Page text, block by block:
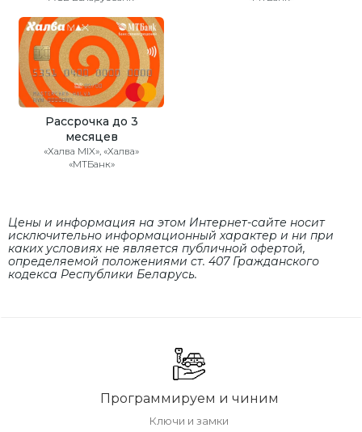
Рассрочка до 3
месяцев
«Халва MIX», «Халва»
«МТБанк»
Цены и информация на этом Интернет-сайте носит
исключительно информационный характер и ни при
каких условиях не является публичной офертой,
определяемой положениями cт. 407 Гражданского
кодекса Республики Беларусь.
Программируем и чиним
Ключи и замки